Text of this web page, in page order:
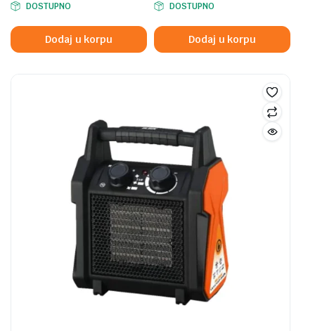
DOSTUPNO
Dodaj u korpu
DOSTUPNO
Dodaj u korpu